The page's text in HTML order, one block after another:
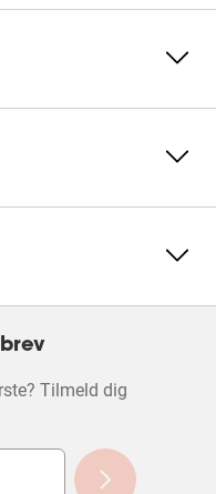
Tilmeld dig